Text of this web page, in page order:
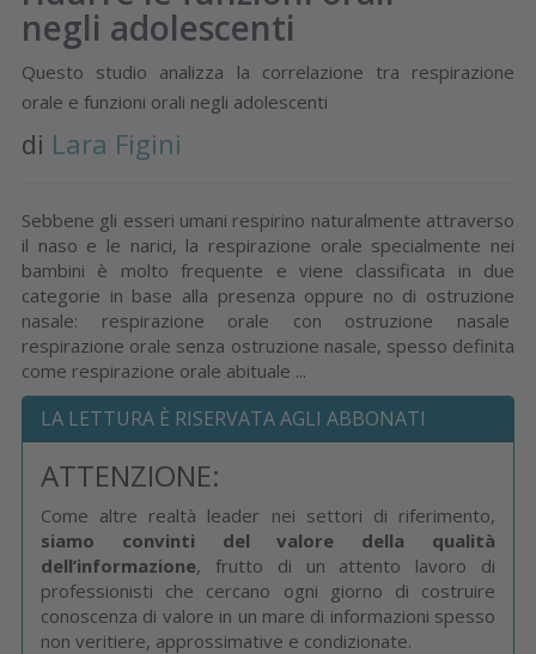
negli adolescenti
Questo studio analizza la correlazione tra respirazione
orale e funzioni orali negli adolescenti
di Lara Figini
Sebbene gli esseri umani respirino naturalmente attraverso
il naso e le narici, la respirazione orale specialmente nei
bambini è molto frequente e viene classificata in due
categorie in base alla presenza oppure no di ostruzione
nasale: respirazione orale con ostruzione nasale
respirazione orale senza ostruzione nasale, spesso definita
come respirazione orale abituale ...
LA LETTURA È RISERVATA AGLI ABBONATI
ATTENZIONE:
Come altre realtà leader nei settori di riferimento,
siamo convinti del valore della qualità
dell’informazione, frutto di un attento lavoro di
professionisti che cercano ogni giorno di costruire
conoscenza di valore in un mare di informazioni spesso
non veritiere, approssimative e condizionate.